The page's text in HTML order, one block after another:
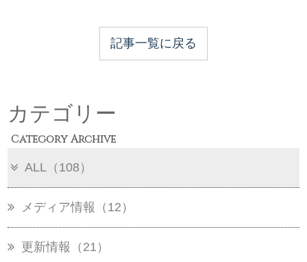
記事一覧に戻る
カテゴリー
Category Archive
ALL（108）
メディア情報（12）
更新情報（21）